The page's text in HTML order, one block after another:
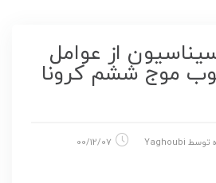
از عوامل
موج ششم کرونا
توسط Yaghoubi
00/12/07